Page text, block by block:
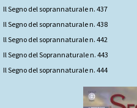
Il Segno del soprannaturale n. 437
Il Segno del soprannaturale n. 438
ll Segno del soprannaturale n. 442
Il Segno del Soprannaturale n. 443
Il Segno del soprannaturale n. 444